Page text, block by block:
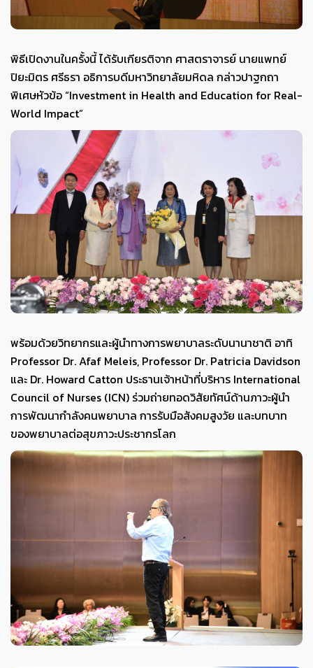
พิธีเปิดงานในครั้งนี้ ได้รับเกียรติจาก ศาสตราจารย์ นายแพทย์
ปิยะมิตร ศรีธรา อธิการบดีมหาวิทยาลัยมหิดล กล่าวปาฐกถา
พิเศษหัวข้อ “Investment in Health and Education for Real-
World Impact”
พร้อมด้วยวิทยากรและผู้นำทางการพยาบาลระดับนานาชาติ อาทิ
Professor Dr. Afaf Meleis, Professor Dr. Patricia Davidson
และ Dr. Howard Catton ประธานเจ้าหน้าที่บริหาร International
Council of Nurses (ICN) ร่วมถ่ายทอดวิสัยทัศน์ด้านภาวะผู้นำ
การพัฒนากำลังคนพยาบาล การรับมือสังคมสูงวัย และบทบาท
ของพยาบาลต่อสุขภาวะประชากรโลก